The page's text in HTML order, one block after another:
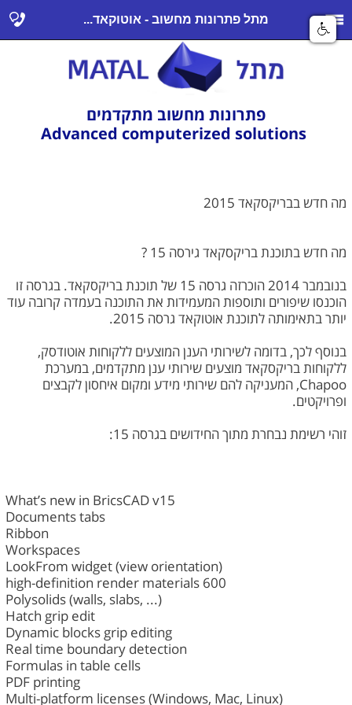
מתל פתרונות מחשוב - אוטוקאד...
פתרונות מחשוב מתקדמים
מה חדש בבריקסקאד 2015
מה חדש בתוכנת בריקסקאד גירסה 15 ?
בנובמבר 2014 הוכרזה גרסה 15 של תוכנת בריקסקאד. בגרסה זו
הוכנסו שיפורים ותוספות המעמידות את התוכנה בעמדה קרובה עוד
יותר בתאימותה לתוכנת אוטוקאד גרסה 2015.
בנוסף לכך, בדומה לשירותי הענן המוצעים ללקוחות אוטודסק,
ללקוחות בריקסקאד מוצעים שירותי ענן מתקדמים, במערכת
Chapoo, המעניקה להם שירותי מידע ומקום איחסון לקבצים
ופרויקטים.
זוהי רשימת נבחרת מתוך החידושים בגרסה 15:
What’s new in BricsCAD v15
Documents tabs
Ribbon
Workspaces
LookFrom widget (view orientation)
600 high-definition render materials
Polysolids (walls, slabs, ...)
Hatch grip edit
Dynamic blocks grip editing
Real time boundary detection
Formulas in table cells
PDF printing
Multi-platform licenses (Windows, Mac, Linux)